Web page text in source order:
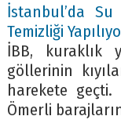
İstanbul’da Su
Temizliği
İBB, kuraklık
göllerinin
harekete
Ömerli